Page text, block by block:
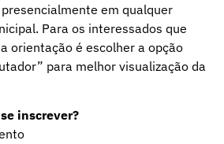
em qualquer
Para os interessados que
orientação é escolher a opção
para melhor visualização da
inscrever?